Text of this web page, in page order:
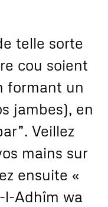
telle sorte
cou soient
formant un
jambes), en
Veillez
mains sur
ensuite «
l-Adhîm wa